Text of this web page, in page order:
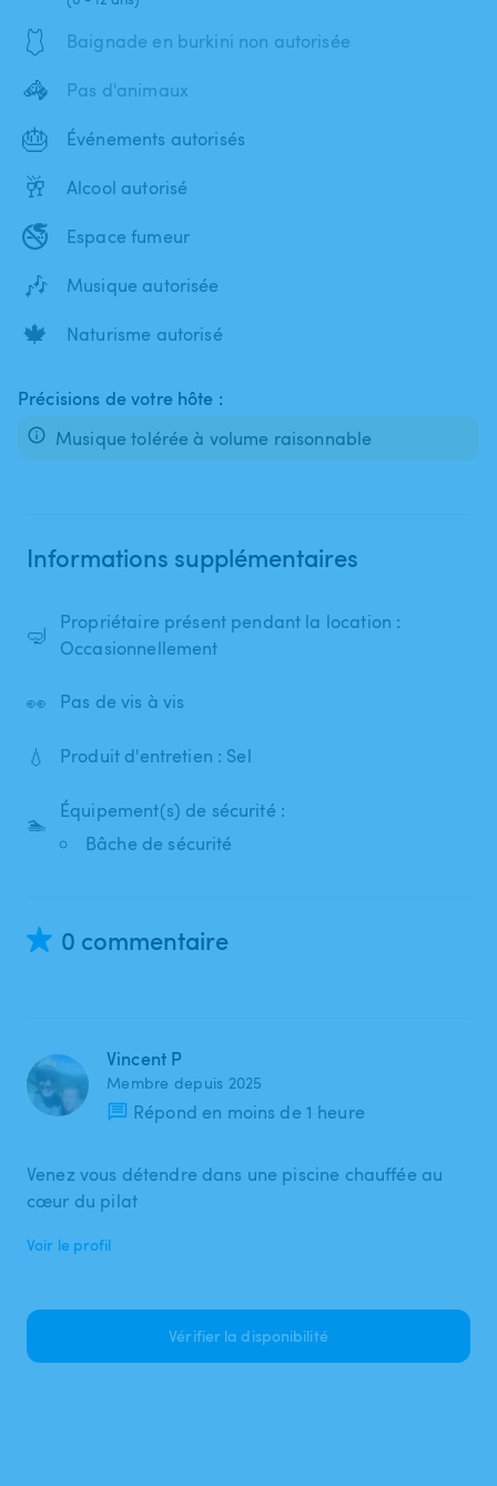
🩱 Baignade en burkini non autorisée
🦓 Pas d'animaux
🎂 Événements autorisés
🥂 Alcool autorisé
🚭 Espace fumeur
🎶 Musique autorisée
🍁 Naturisme autorisé
Précisions de votre hôte :
Musique tolérée à volume raisonnable
Informations supplémentaires
🤿
Propriétaire présent pendant la location :
Occasionnellement
👀 Pas de vis à vis
💧 Produit d'entretien : Sel
🏊
Équipement(s) de sécurité :
Bâche de sécurité
0 commentaire
Vincent P
Membre depuis 2025
Répond en moins de 1 heure
Venez vous détendre dans une piscine chauffée au
cœur du pilat
Voir le profil
Vérifier la disponibilité